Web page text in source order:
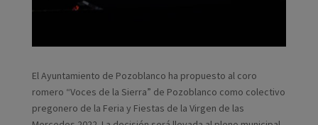
El Ayuntamiento de Pozoblanco ha propuesto al coro
romero “Voces de la Sierra” de Pozoblanco como colectivo
pregonero de la Feria y Fiestas de la Virgen de las